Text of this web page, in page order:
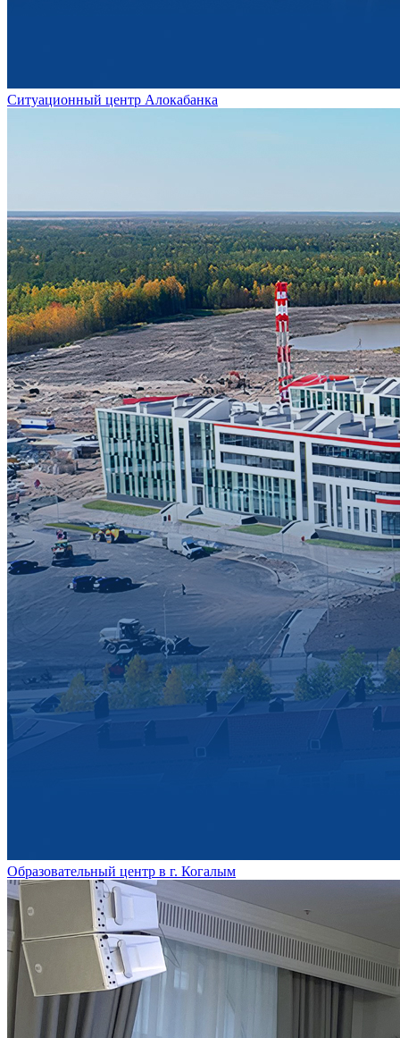
Ситуационный центр Алокабанка
Образовательный центр в г. Когалым